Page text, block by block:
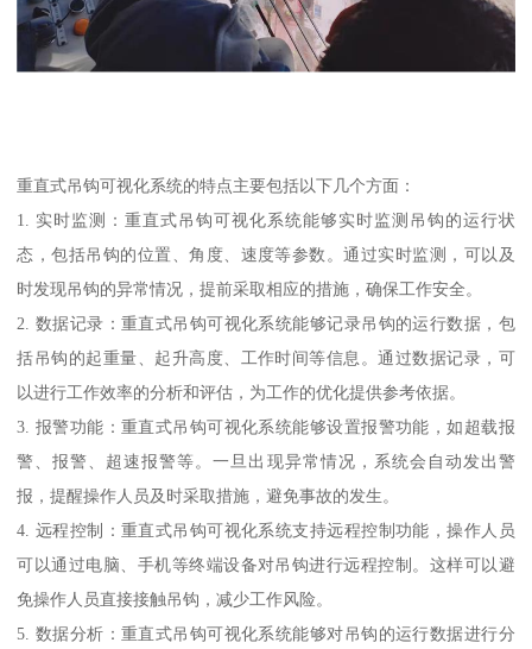
重直式吊钩可视化系统的特点主要包括以下几个方面：
1. 实时监测：重直式吊钩可视化系统能够实时监测吊钩的运行状
态，包括吊钩的位置、角度、速度等参数。通过实时监测，可以及
时发现吊钩的异常情况，提前采取相应的措施，确保工作安全。
2. 数据记录：重直式吊钩可视化系统能够记录吊钩的运行数据，包
括吊钩的起重量、起升高度、工作时间等信息。通过数据记录，可
以进行工作效率的分析和评估，为工作的优化提供参考依据。
3. 报警功能：重直式吊钩可视化系统能够设置报警功能，如超载报
警、报警、超速报警等。一旦出现异常情况，系统会自动发出警
报，提醒操作人员及时采取措施，避免事故的发生。
4. 远程控制：重直式吊钩可视化系统支持远程控制功能，操作人员
可以通过电脑、手机等终端设备对吊钩进行远程控制。这样可以避
免操作人员直接接触吊钩，减少工作风险。
5. 数据分析：重直式吊钩可视化系统能够对吊钩的运行数据进行分